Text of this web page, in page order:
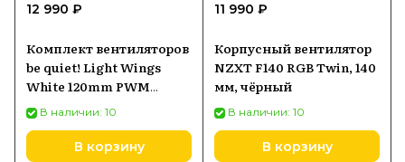
12 990 ₽
Комплект вентиляторов
be quiet! Light Wings
White 120mm PWM
Triple Pack BL100
В наличии: 10
В корзину
11 990 ₽
Корпусный вентилятор
NZXT F140 RGB Twin, 140
мм, чёрный
В наличии: 10
В корзину